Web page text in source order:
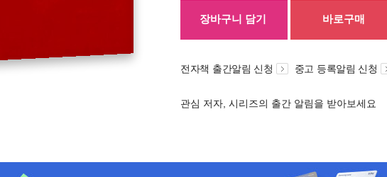
장바구니 담기 바로구매
전자책 출간알림 신청 중고 등록알림 신청
관심 저자, 시리즈의 출간 알림을 받아보세요